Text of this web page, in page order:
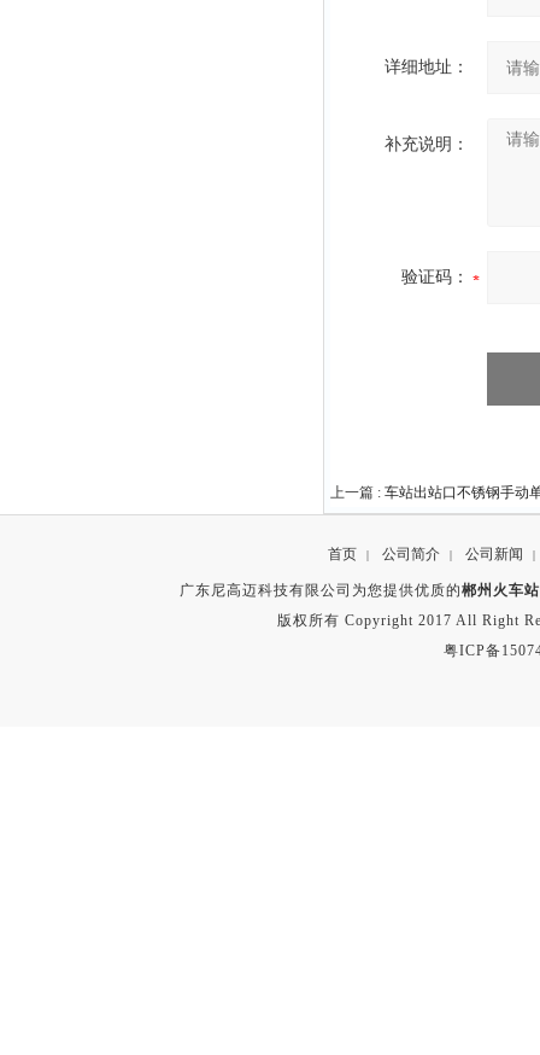
详细地址：
补充说明：
验证码：
上一篇 : 车站出站口不锈钢手动
首页 | 公司简介 | 公司新闻 |
广东尼高迈科技有限公司为您提供优质的郴州火车
版权所有 Copyright 2017 All Right
粤ICP备